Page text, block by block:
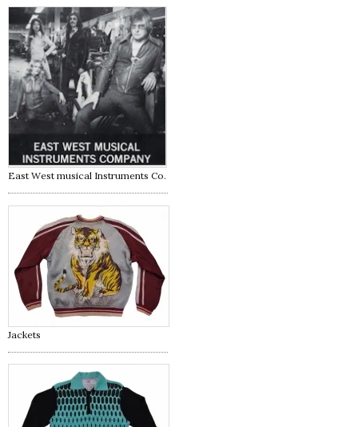
East West musical Instruments Co.
Jackets